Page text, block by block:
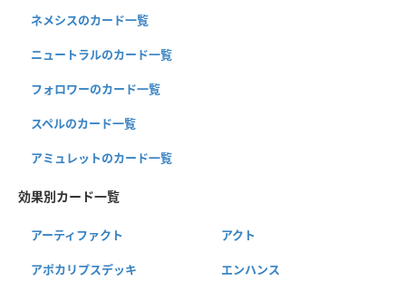
ネメシスのカード一覧
ニュートラルのカード一覧
フォロワーのカード一覧
スペルのカード一覧
アミュレットのカード一覧
効果別カード一覧
アーティファクト アクト
アポカリプスデッキ エンハンス